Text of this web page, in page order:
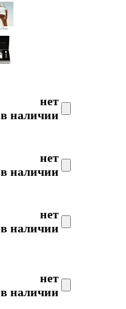
нет
в наличии
нет
в наличии
нет
в наличии
нет
в наличии